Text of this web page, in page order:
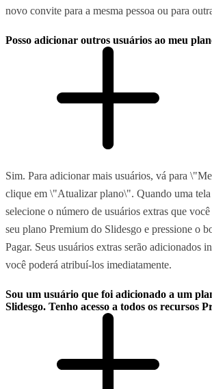
novo convite para a mesma pessoa ou para
Posso adicionar outros usuários ao meu
Sim. Para adicionar mais usuários, vá para
clique em \"Atualizar plano\". Quando uma
selecione o número de usuários extras que
seu plano Premium do Slidesgo e pressione o
Pagar. Seus usuários extras serão adicionados
você poderá atribuí-los imediatamente.
Sou um usuário que foi adicionado a um
Slidesgo. Tenho acesso a todos os recursos